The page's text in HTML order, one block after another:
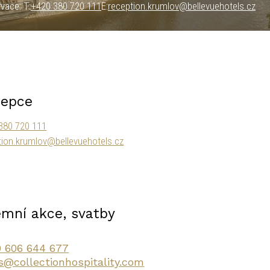
T:+420 380 720 111E:reception.krumlov@bellevuehotels.cz
720 111
akce, svatby
606 644 677